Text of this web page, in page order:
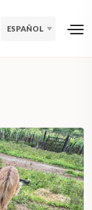
ESPAÑOL